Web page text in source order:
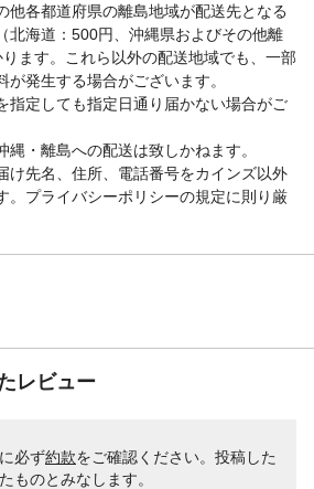
他各都道府県の離島地域が配送先となる
北海道：500円、沖縄県およびその他離
ます。これら以外の配送地域でも、一部
が発生する場合がございます。
指定しても指定日通り届かない場合がご
縄・離島への配送は致しかねます。
け先名、住所、電話番号をカインズ以外
。プライバシーポリシーの規定に則り厳
レビュー
必ず約款をご確認ください。投稿した
ものとみなします。